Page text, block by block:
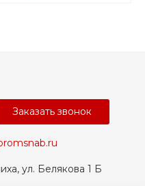
ул. Белякова 1 Б
Заказать звонок